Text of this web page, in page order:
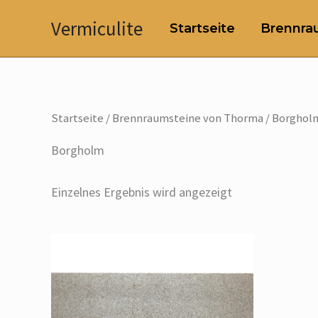
Vermiculite Startseite
Startseite /Brennraumsteine von Thorma /
Borgholm
Einzelnes Ergebnis wird angezeigt